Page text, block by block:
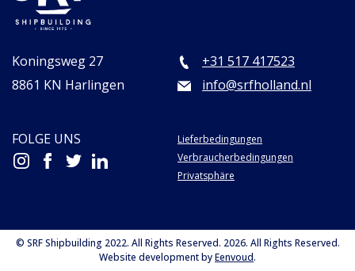
Koningsweg 27
8861 KN Harlingen
+31 517 417523
info@srfholland.nl
Lieferbedingungen
Verbraucherbedingungen
Privatsphäre
FOLGE UNS
© SRF Shipbuilding 2022. All Rights Reserved. 2026. All Rights Reserved.
Website development byEenvoud.